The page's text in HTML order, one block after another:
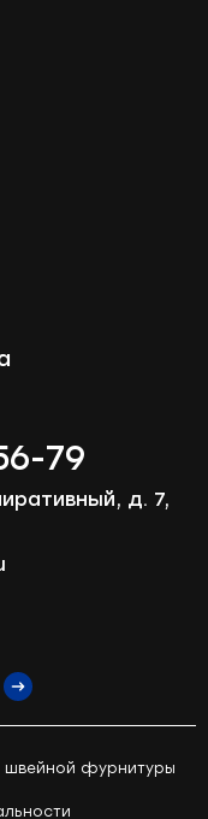
79
д. 7,
швейной фурнитуры